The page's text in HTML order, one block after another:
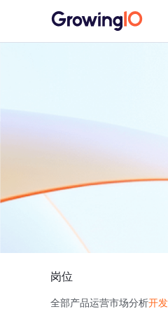
岗位
全部产品运营市场分析开发